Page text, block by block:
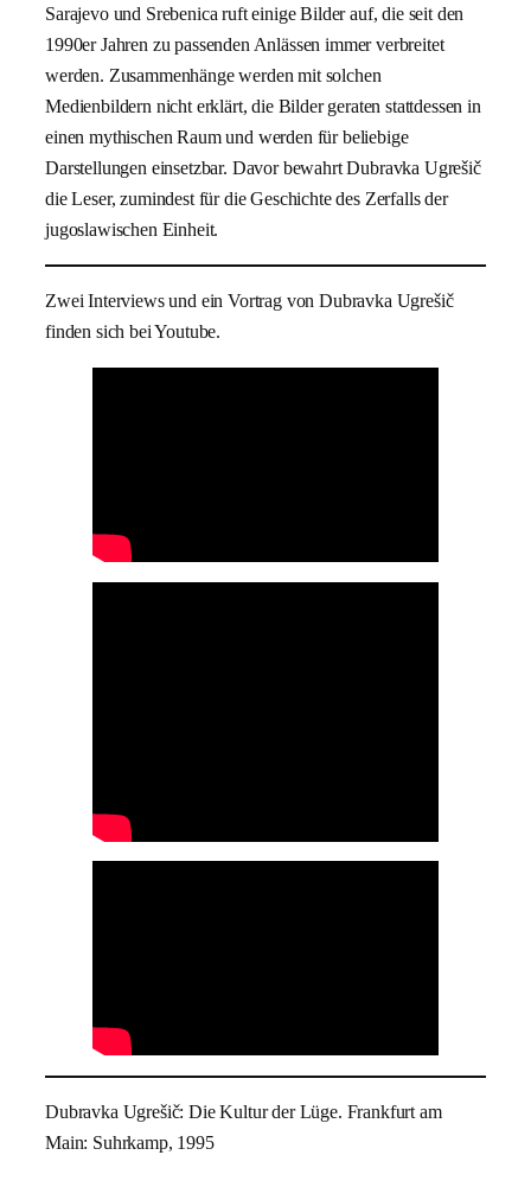
Sarajevo und Srebenica ruft einige Bilder auf, die seit den
1990er Jahren zu passenden Anlässen immer verbreitet
werden. Zusammenhänge werden mit solchen
Medienbildern nicht erklärt, die Bilder geraten stattdessen in
einen mythischen Raum und werden für beliebige
Darstellungen einsetzbar. Davor bewahrt Dubravka Ugrešič
die Leser, zumindest für die Geschichte des Zerfalls der
jugoslawischen Einheit.
Zwei Interviews und ein Vortrag von Dubravka Ugrešič
finden sich bei Youtube.
Dubravka Ugrešič: Die Kultur der Lüge. Frankfurt am
Main: Suhrkamp, 1995